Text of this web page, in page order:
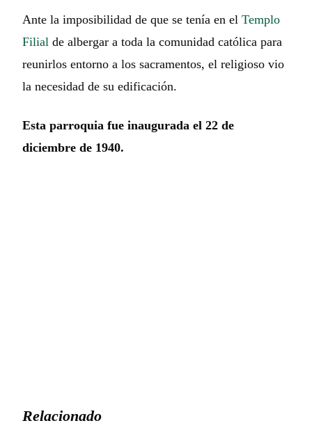
Ante la imposibilidad de que se tenía en el Templo
Filial de albergar a toda la comunidad católica para
reunirlos entorno a los sacramentos, el religioso vio
la necesidad de su edificación.
Esta parroquia fue inaugurada el 22 de
diciembre de 1940.
Relacionado